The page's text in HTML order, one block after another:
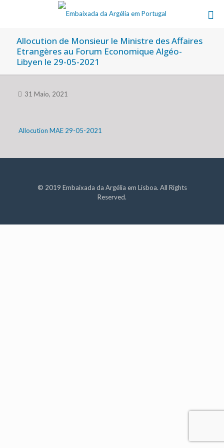
Allocution de Monsieur le Ministre des Affaires
Etrangères au Forum Economique Algéo-
Libyen le 29-05-2021
31 Maio, 2021
Allocution MAE 29-05-2021
© 2019 Embaixada da Argélia em Lisboa. All Rights
Reserved.